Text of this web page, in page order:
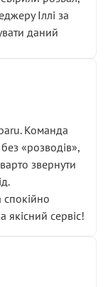
Іллі за
даний
Команда
«розводів»,
звернути
сервіс!